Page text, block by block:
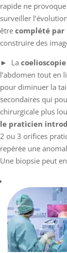
rapide ne
surveiller
être complété par
construire des
► La coelioscopie
l’abdomen tout en
pour diminuer la
secondaires qui
chirurgicale plus
le praticien
2 ou 3 orifices
repérée une
Une biopsie peut